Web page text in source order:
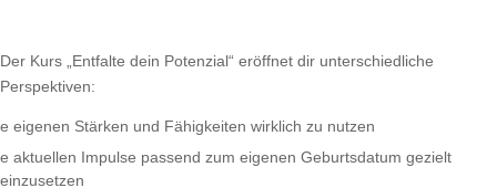
Der Kurs „Entfalte dein Potenzial“ eröffnet dir unterschiedliche
Perspektiven:
eigenen Stärken und Fähigkeiten wirklich zu nutzen
aktuellen Impulse passend zum eigenen Geburtsdatum gezielt
einzusetzen